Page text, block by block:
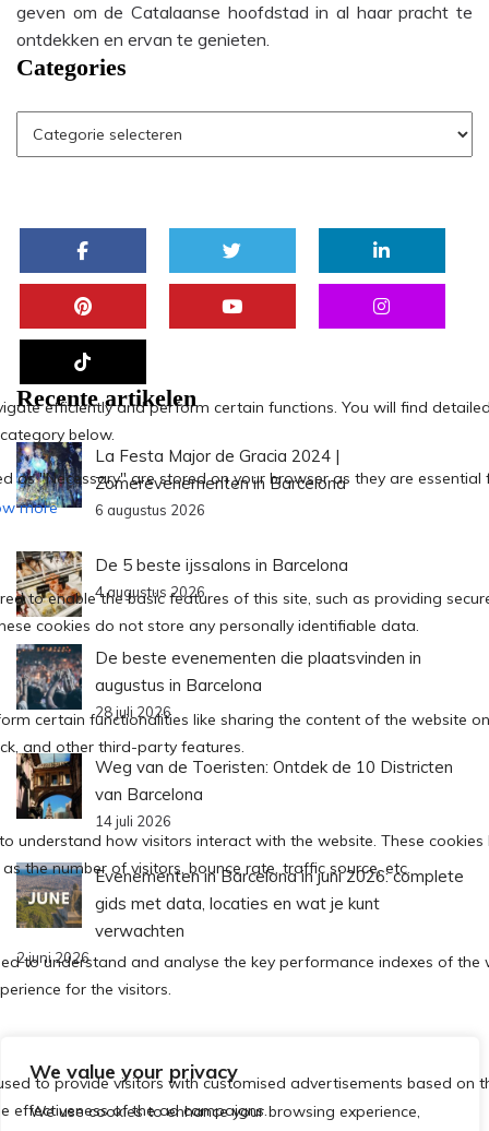
We value your privacy
We use cookies to enhance your browsing experience,
geven om de Catalaanse hoofdstad in al haar pracht te
ontdekken en ervan te genieten.
Categories
Recente artikelen
La Festa Major de Gracia 2024 |
Zomerevenementen in Barcelona
6 augustus 2026
De 5 beste ijssalons in Barcelona
4 augustus 2026
De beste evenementen die plaatsvinden in
augustus in Barcelona
28 juli 2026
Weg van de Toeristen: Ontdek de 10 Districten
van Barcelona
14 juli 2026
Evenementen in Barcelona in juni 2026: complete
gids met data, locaties en wat je kunt
verwachten
2 juni 2026
Política de Cookies Política de Privacidad